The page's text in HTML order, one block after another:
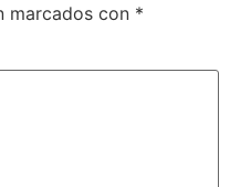
marcados con *